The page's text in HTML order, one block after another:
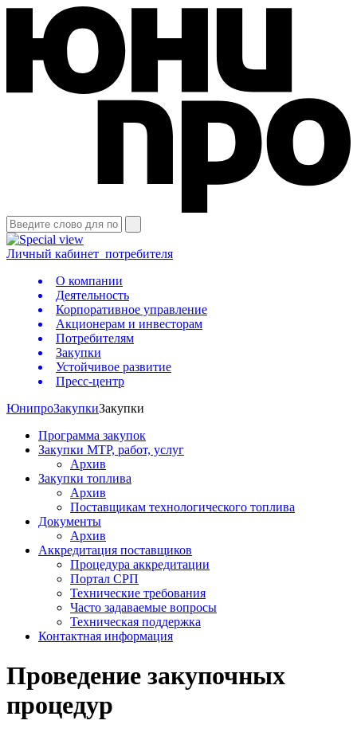
Личный кабинет потребителя
О компании
Деятельность
Корпоративное управление
Акционерам и инвесторам
Потребителям
Закупки
Устойчивое развитие
Пресс-центр
ЮнипроЗакупкиЗакупки
Программа закупок
Закупки МТР, работ, услуг
Архив
Закупки топлива
Архив
Поставщикам технологического топлива
Документы
Архив
Аккредитация поставщиков
Процедура аккредитации
Портал СРП
Технические требования
Часто задаваемые вопросы
Техническая поддержка
Контактная информация
Проведение закупочных
процедур